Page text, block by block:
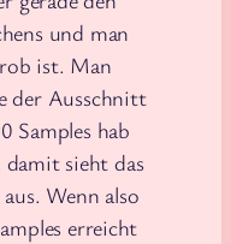
und man
ist. Man
der Ausschnitt
Samples hab
damit sieht das
Wenn also
erreicht